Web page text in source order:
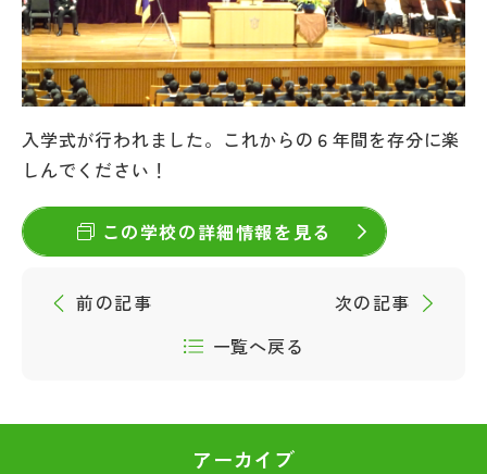
学校HP最新情報
特集
NettyLandかわら版
その他
お問い合わせ
入学式が行われました。これからの６年間を存分に楽
しんでください！
この学校の詳細情報を見る
前の記事
一覧へ戻る
次の記事
アーカイブ